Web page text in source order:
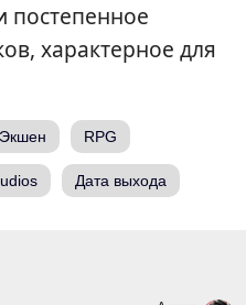
постепенное
характерное для
Экшен RPG
Дата выхода